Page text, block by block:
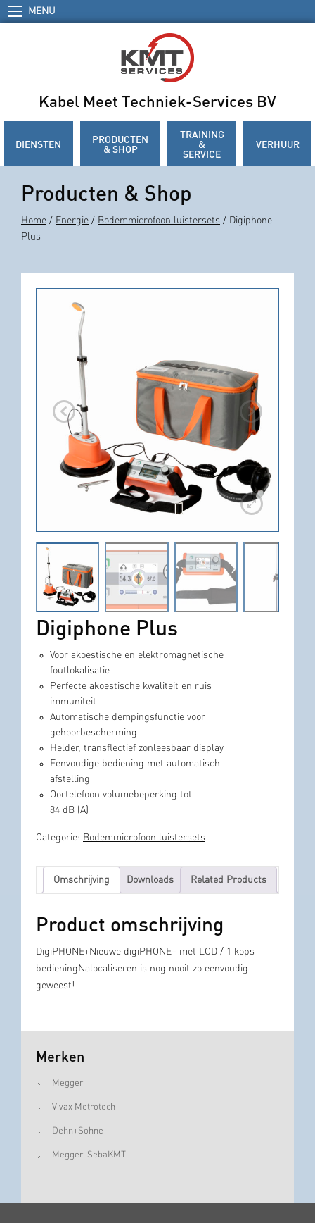
MENU
Kabel Meet Techniek-Services BV
DIENSTEN PRODUCTEN
& SHOP
TRAINING
&
SERVICE
VERHUUR
Producten & Shop
Home / Energie / Bodemmicrofoon luistersets / Digiphone
Plus
Digiphone Plus
Voor akoestische en elektromagnetische
foutlokalisatie
Perfecte akoestische kwaliteit en ruis
immuniteit
Automatische dempingsfunctie voor
gehoorbescherming
Helder, transflectief zonleesbaar display
Eenvoudige bediening met automatisch
afstelling
Oortelefoon volumebeperking tot
84 dB (A)
Categorie: Bodemmicrofoon luistersets
Omschrijving Downloads Related Products
Product omschrijving
DigiPHONE+Nieuwe digiPHONE+ met LCD / 1 kops
bedieningNalocaliseren is nog nooit zo eenvoudig
geweest!
Merken
Megger
Vivax Metrotech
Dehn+Sohne
Megger-SebaKMT